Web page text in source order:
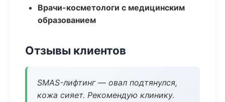
Врачи-косметологи с медицинским
образованием
Отзывы клиентов
SMAS-лифтинг — овал подтянулся,
кожа сияет. Рекомендую клинику.